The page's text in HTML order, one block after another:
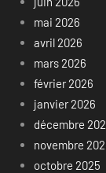
mai 2026
avril 2026
mars 2026
février 2026
janvier 2026
décembre
novembre
octobre 2025